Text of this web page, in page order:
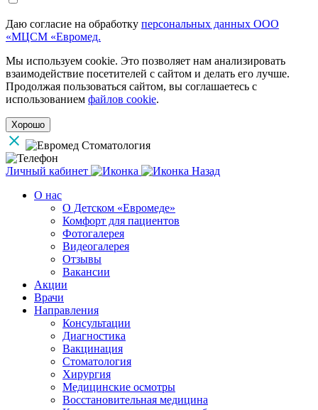
Даю согласие на обработку персональных данных ООО
«МЦСМ «Евромед.
Мы используем cookie. Это позволяет нам анализировать
взаимодействие посетителей с сайтом и делать его лучше.
Продолжая пользоваться сайтом, вы соглашаетесь с
использованием файлов cookie.
Хорошо
Личный кабинет
Назад
О нас
О Детском «Евромеде»
Комфорт для пациентов
Фотогалерея
Видеогалерея
Отзывы
Вакансии
Акции
Врачи
Направления
Консультации
Диагностика
Вакцинация
Стоматология
Хирургия
Медицинские осмотры
Восстановительная медицина